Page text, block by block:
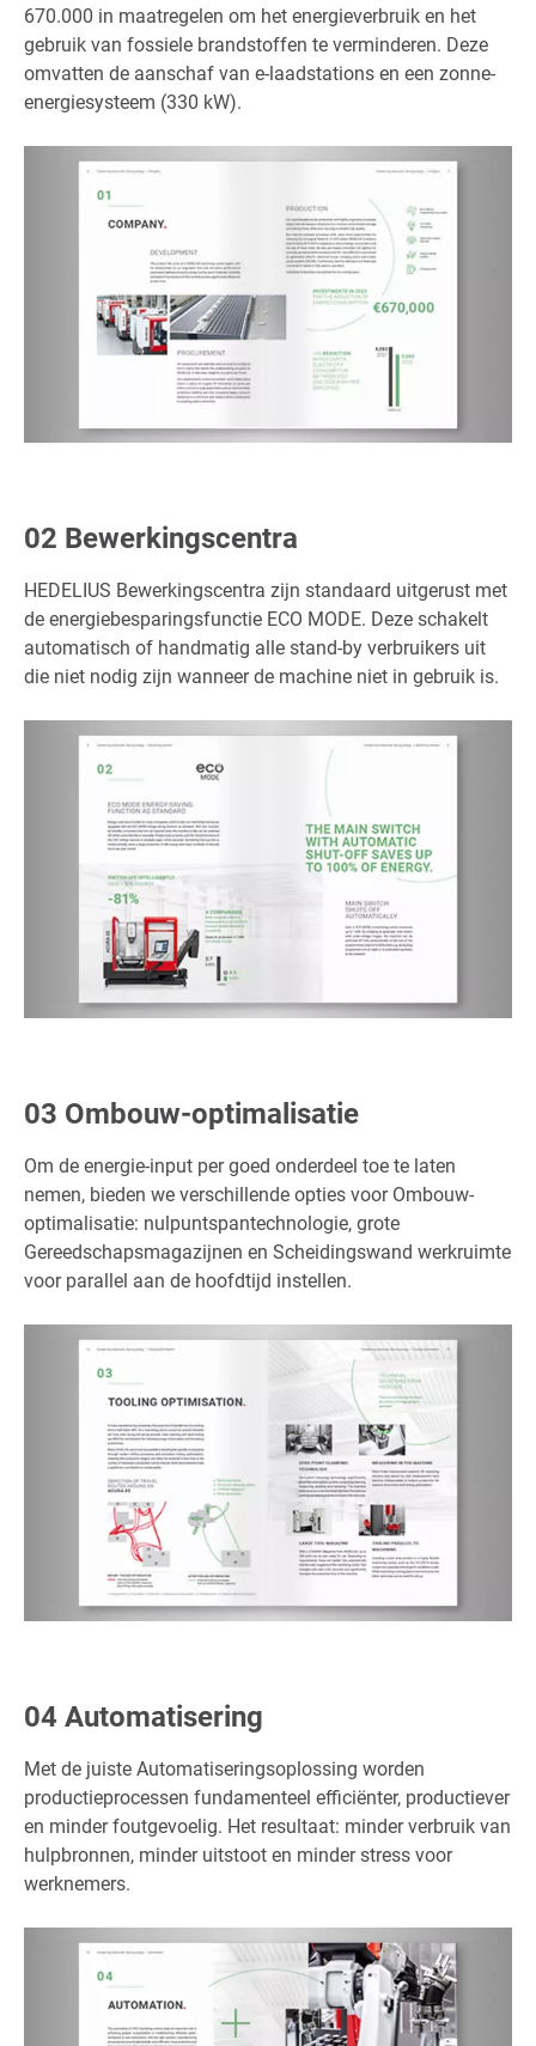
670.000 in maatregelen om het energieverbruik en het
gebruik van fossiele brandstoffen te verminderen. Deze
omvatten de aanschaf van e-laadstations en een zonne-
energiesysteem (330 kW).
02 Bewerkingscentra
HEDELIUS Bewerkingscentra zijn standaard uitgerust met
de energiebesparingsfunctie ECO MODE. Deze schakelt
automatisch of handmatig alle stand-by verbruikers uit
die niet nodig zijn wanneer de machine niet in gebruik is.
03 Ombouw-optimalisatie
Om de energie-input per goed onderdeel toe te laten
nemen, bieden we verschillende opties voor Ombouw-
optimalisatie: nulpuntspantechnologie, grote
Gereedschapsmagazijnen en Scheidingswand werkruimte
voor parallel aan de hoofdtijd instellen.
04 Automatisering
Met de juiste Automatiseringsoplossing worden
productieprocessen fundamenteel efficiënter, productiever
en minder foutgevoelig. Het resultaat: minder verbruik van
hulpbronnen, minder uitstoot en minder stress voor
werknemers.